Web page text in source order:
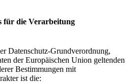
für die Verarbeitung
Datenschutz-Grundverordnung,
der Europäischen Union geltenden
Bestimmungen mit
ist die: